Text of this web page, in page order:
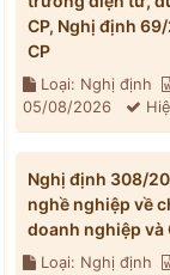
CP, Nghị định
CP
Loại: Nghị định
05/08/2026
Nghị định 308/
nghề nghiệp về
doanh nghiệp và
Loại: Nghị định